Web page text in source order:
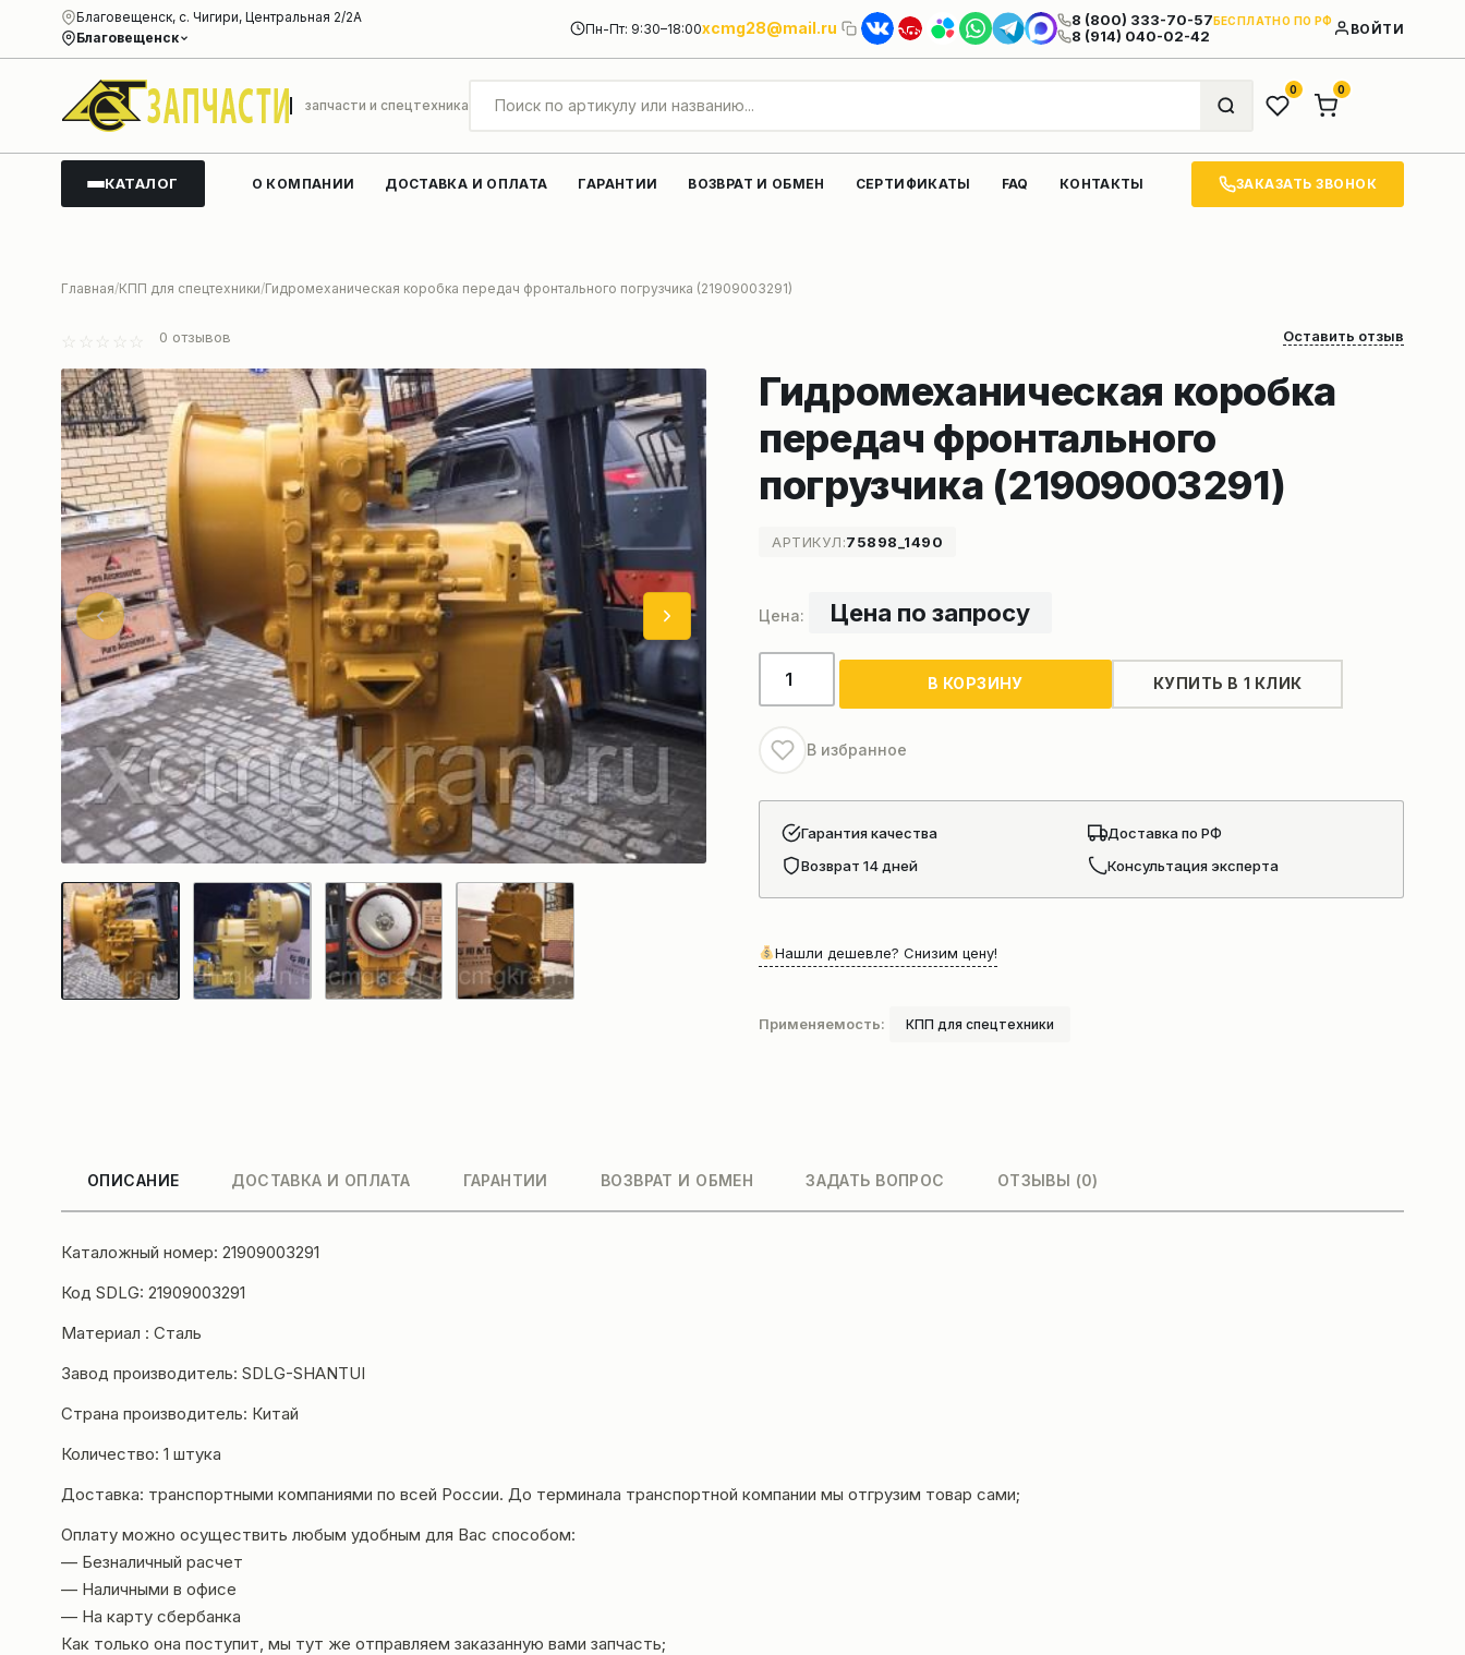
Благовещенск
Благовещенск, с. Чигири, Центральная 2/2А
Пн-Пт: 9:30–18:00xcmg28@mail.ru 8 (800) 333-70-57БЕСПЛАТНО ПО РФ
8 (914) 040-02-42 ВОЙТИ
запчасти и спецтехника
0 0
КАТАЛОГ О КОМПАНИИ ДОСТАВКА И ОПЛАТА ГАРАНТИИ ВОЗВРАТ И ОБМЕН СЕРТИФИКАТЫ FAQ КОНТАКТЫ ЗАКАЗАТЬ ЗВОНОК
Главная КПП для спецтехники Гидромеханическая коробка передач фронтального погрузчика (21909003291)
0 отзывов Оставить отзыв
Гидромеханическая коробка
передач фронтального
погрузчика (21909003291)
АРТИКУЛ:75898_1490
Цена по запросу
Количество
товара
коробка
передач
фронтального
погрузчика
(21909003291)
В КОРЗИНУ КУПИТЬ В 1 КЛИК
В избранное
Гарантия качества
Доставка по РФ
Возврат 14 дней
Консультация эксперта
Нашли дешевле? Снизим цену!
Применяемость: КПП для спецтехники
ОПИСАНИЕ ДОСТАВКА И ОПЛАТА ГАРАНТИИ ВОЗВРАТ И ОБМЕН ЗАДАТЬ ВОПРОС ОТЗЫВЫ (0)
Каталожный номер: 21909003291
Код SDLG: 21909003291
Материал : Сталь
Завод производитель: SDLG-SHANTUI
Страна производитель: Китай
Количество: 1 штука
Доставка: транспортными компаниями по всей России. До терминала транспортной компании мы отгрузим товар сами;
Оплату можно осуществить любым удобным для Вас способом:
— Безналичный расчет
— Наличными в офисе
— На карту сбербанка
Как только она поступит, мы тут же отправляем заказанную вами запчасть;